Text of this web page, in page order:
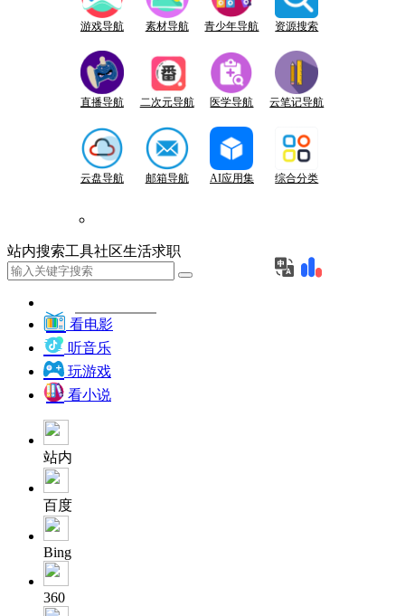
游戏导航 素材导航 青少年导航 资源搜索
直播导航 二次元导航 医学导航 云笔记导航
云盘导航 邮箱导航 AI应用集 综合分类
站内搜索工具社区生活求职
看电影
听音乐
玩游戏
看小说
站内
百度
Bing
360